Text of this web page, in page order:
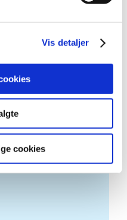
Vis detaljer
cookies